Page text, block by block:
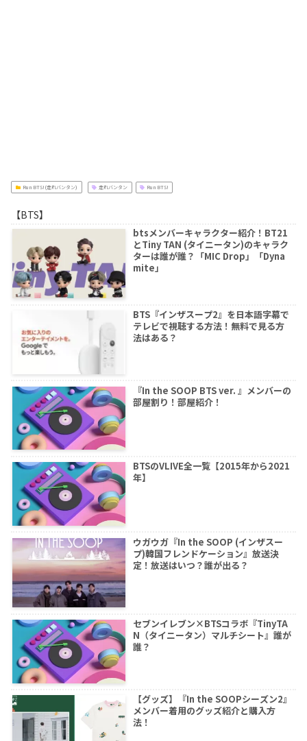
Run BTS!(走れバンタン) 走れバンタン Run BTS!
【BTS】
btsメンバーキャラクター紹介！BT21
とTiny TAN (タイニータン)のキャラク
ターは誰が誰？「MIC Drop」「Dyna
mite」
BTS『インザスープ2』を日本語字幕で
テレビで視聴する方法！無料で見る方
法はある？
『In the SOOP BTS ver. 』メンバーの
部屋割り！部屋紹介！
BTSのVLIVE全一覧【2015年から2021
年】
ウガウガ『In the SOOP (インザスー
プ)韓国フレンドケーション』放送決
定！放送はいつ？誰が出る？
セブンイレブン×BTSコラボ『TinyTA
N（タイニータン）マルチシート』誰が
誰？
【グッズ】『In the SOOPシーズン2』
メンバー着用のグッズ紹介と購入方
法！